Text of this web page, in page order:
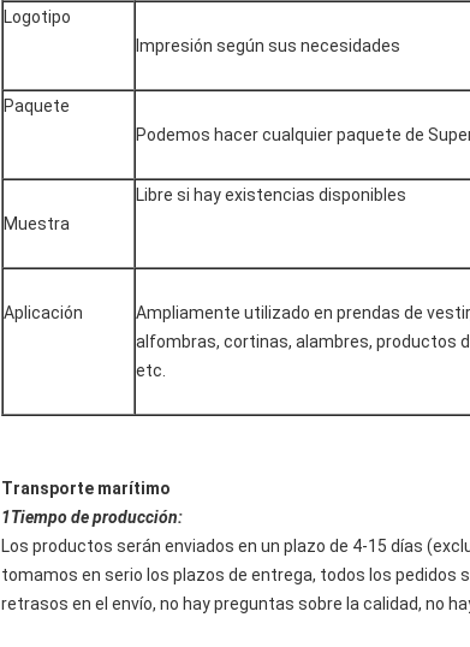
Logotipo
Impresión según sus necesidades
Paquete
Podemos hacer cualquier paquete de
Muestra
Libre si hay existencias disponibles
Aplicación
Ampliamente utilizado en prendas de
alfombras, cortinas, alambres, productos
etc.
Transporte marítimo
1Tiempo de producción:
Los productos serán enviados en un plazo de 4-15 días
tomamos en serio los plazos de entrega, todos los
retrasos en el envío, no hay preguntas sobre la calidad, no